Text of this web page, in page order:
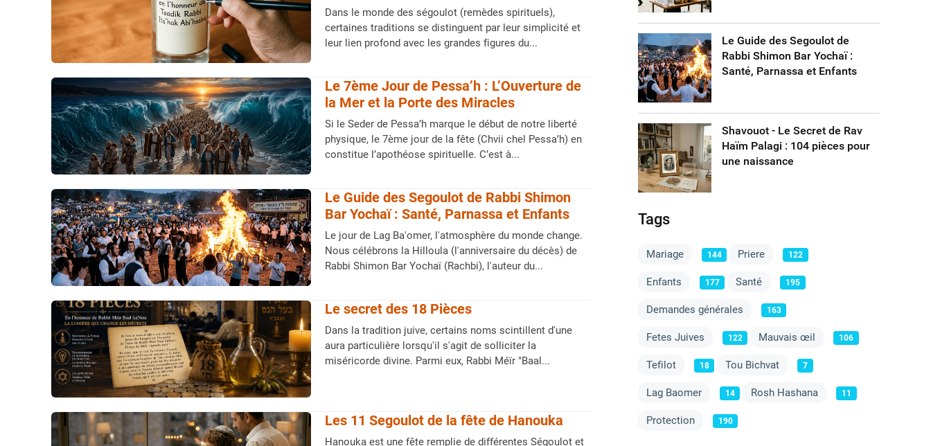
Dans le monde des ségoulot (remèdes spirituels),
certaines traditions se distinguent par leur simplicité et
leur lien profond avec les grandes figures du...
Le 7ème Jour de Pessa’h : L’Ouverture de
la Mer et la Porte des Miracles
Si le Seder de Pessa’h marque le début de notre liberté
physique, le 7ème jour de la fête (Chvii chel Pessa’h) en
constitue l’apothéose spirituelle. C’est à...
Le Guide des Segoulot de Rabbi Shimon
Bar Yochaï : Santé, Parnassa et Enfants
Le jour de Lag Ba'omer, l'atmosphère du monde change.
Nous célébrons la Hilloula (l'anniversaire du décès) de
Rabbi Shimon Bar Yochaï (Rachbi), l'auteur du...
Le secret des 18 Pièces
Dans la tradition juive, certains noms scintillent d'une
aura particulière lorsqu'il s'agit de solliciter la
miséricorde divine. Parmi eux, Rabbi Méïr "Baal...
Les 11 Segoulot de la fête de Hanouka
Hanouka est une fête remplie de différentes Ségoulot et
Le Guide des Segoulot de
Rabbi Shimon Bar Yochaï :
Santé, Parnassa et Enfants
Shavouot - Le Secret de Rav
Haïm Palagi : 104 pièces pour
une naissance
Tags
Mariage 144 Priere 122
Enfants 177 Santé 195
Demandes générales 163
Fetes Juives 122 Mauvais œil 106
Tefilot 18 Tou Bichvat 7
Lag Baomer 14 Rosh Hashana 11
Protection 190